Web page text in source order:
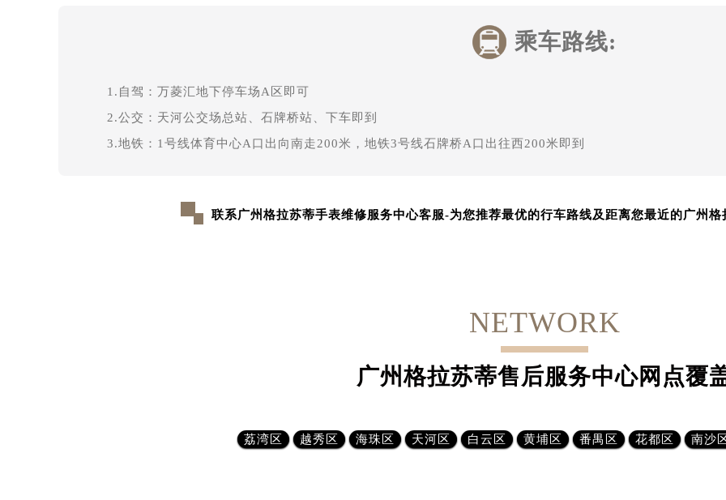
乘车路线:
1.自驾：万菱汇地下停车场A区即可
2.公交：天河公交场总站、石牌桥站、下车即到
3.地铁：1号线体育中心A口出向南走200米，地铁3号线石牌桥A口出往西200米即到
联系广州格拉苏蒂手表维修服务中心客服-为您推荐最优的行车路线及距离您最近的广州
NETWORK
广州格拉苏蒂售后服务中心网点覆
荔湾区 越秀区 海珠区 天河区 白云区 黄埔区 番禺区 花都区 南沙